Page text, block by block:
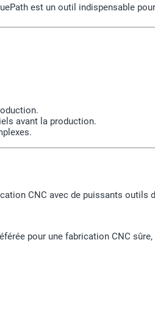
est un outil indispensable
avant la production.
CNC avec de puissants
pour une fabrication CNC